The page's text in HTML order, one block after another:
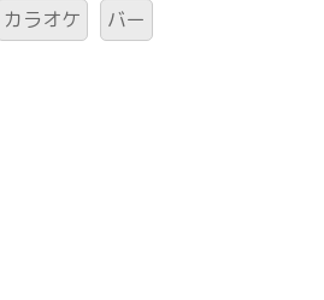
カラオケ
バー